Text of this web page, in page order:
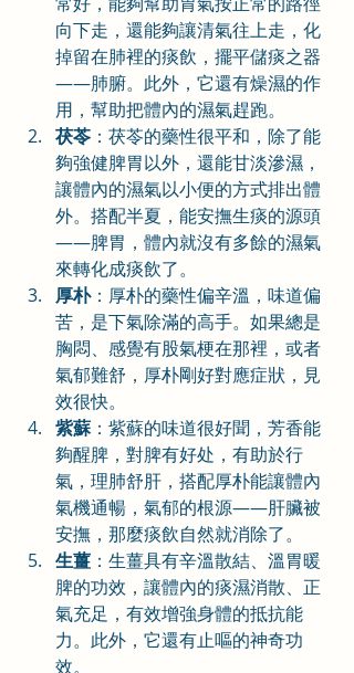
向下走，還能夠讓清氣往上走，化
掉留在肺裡的痰飲，擺平儲痰之器
——肺腑。此外，它還有燥濕的作
用，幫助把體內的濕氣趕跑。
茯苓 ：茯苓的藥性很平和，除了能
夠強健脾胃以外，還能甘淡滲濕，
讓體內的濕氣以小便的方式排出體
外。搭配半夏，能安撫生痰的源頭
——脾胃，體內就沒有多餘的濕氣
來轉化成痰飲了。
厚朴：厚朴的藥性偏辛溫，味道偏
苦，是下氣除滿的高手。如果總是
胸悶、感覺有股氣梗在那裡，或者
氣郁難舒，厚朴剛好對應症狀，見
效很快。
紫蘇：紫蘇的味道很好聞，芳香能
夠醒脾，對脾有好处，有助於行
氣，理肺舒肝，搭配厚朴能讓體內
氣機通暢，氣郁的根源——肝臟被
安撫，那麼痰飲自然就消除了。
生薑 ：生薑具有辛溫散結、溫胃暖
脾的功效，讓體內的痰濕消散、正
氣充足，有效增強身體的抵抗能
力。此外，它還有止嘔的神奇功
效。